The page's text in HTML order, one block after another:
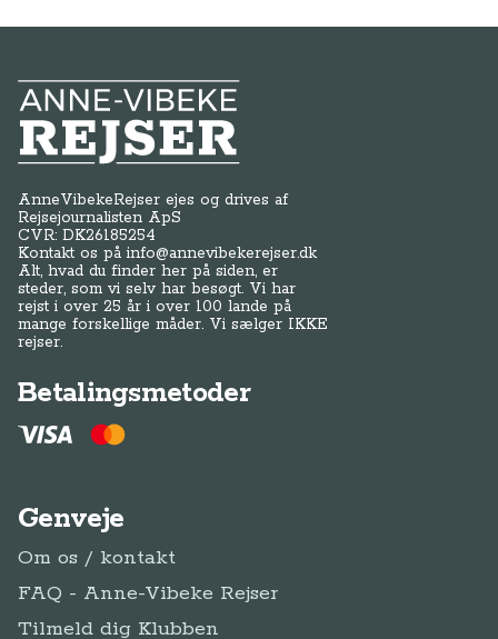
Anne-Vibeke Rejser
AnneVibekeRejser ejes og drives af
Rejsejournalisten ApS
CVR: DK26185254
Kontakt os påinfo@annevibekerejser.dk
Alt, hvad du finder her på siden, er
steder, som vi selv har besøgt. Vi har
rejst i over 25 år i over 100 lande på
mange forskellige måder. Vi sælger IKKE
rejser.
Betalingsmetoder
Genveje
Om os / kontakt
FAQ - Anne-Vibeke Rejser
Tilmeld dig Klubben